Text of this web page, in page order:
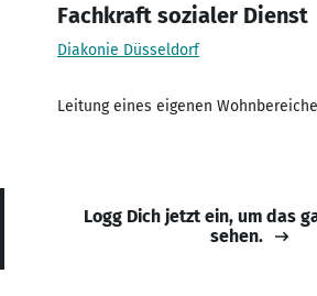
Fachkraft sozialer Dienst
Diakonie Düsseldorf
Leitung eines eigenen
Logg Dich jetzt ein, um das
sehen.